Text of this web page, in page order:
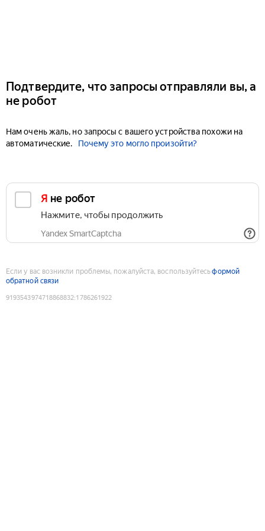
Подтвердите, что запросы отправляли вы, а
не робот
Нам очень жаль, но запросы с вашего устройства похожи на
автоматические.
Почему это могло произойти?
Я не робот
Нажмите, чтобы продолжить
Yandex SmartCaptcha
Если у вас возникли проблемы, пожалуйста, воспользуйтесьформой
обратной связи
9193543974718868832:1786261922